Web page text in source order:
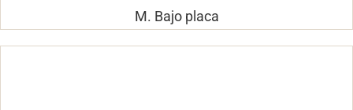
M. Bajo placa